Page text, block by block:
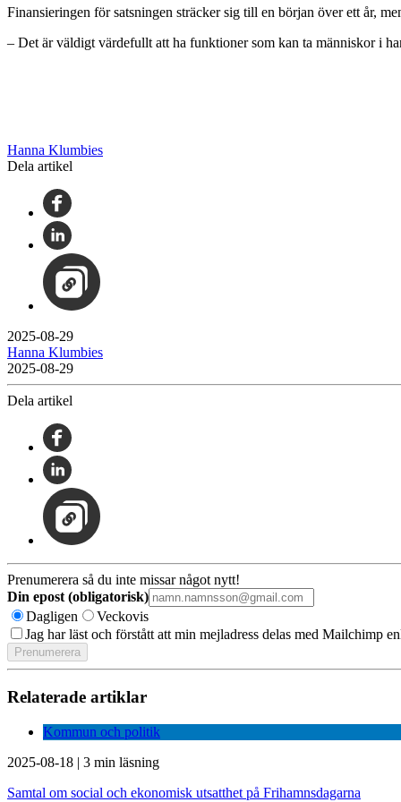
Finansieringen för satsningen sträcker sig till en början över ett år,
– Det är väldigt värdefullt att ha funktioner som kan ta människor i
Hanna Klumbies
Dela artikel
2025-08-29
Hanna Klumbies
2025-08-29
Dela artikel
Prenumerera så du inte missar något nytt!
Din epost (obligatorisk)
Dagligen
Veckovis
Jag har läst och förstått att min mejladress delas med Mailchimp
Relaterade artiklar
Kommun och politik
2025-08-18 | 3 min läsning
Samtal om social och ekonomisk utsatthet på Frihamnsdagarna